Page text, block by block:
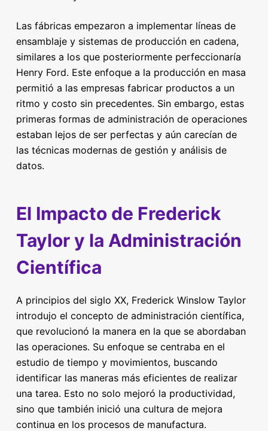
Las fábricas empezaron a implementar líneas de
ensamblaje y sistemas de producción en cadena,
similares a los que posteriormente perfeccionaría
Henry Ford. Este enfoque a la producción en masa
permitió a las empresas fabricar productos a un
ritmo y costo sin precedentes. Sin embargo, estas
primeras formas de administración de operaciones
estaban lejos de ser perfectas y aún carecían de
las técnicas modernas de gestión y análisis de
datos.
El Impacto de Frederick
Taylor y la Administración
Científica
A principios del siglo XX, Frederick Winslow Taylor
introdujo el concepto de administración científica,
que revolucionó la manera en la que se abordaban
las operaciones. Su enfoque se centraba en el
estudio de tiempo y movimientos, buscando
identificar las maneras más eficientes de realizar
una tarea. Esto no solo mejoró la productividad,
sino que también inició una cultura de mejora
continua en los procesos de manufactura.